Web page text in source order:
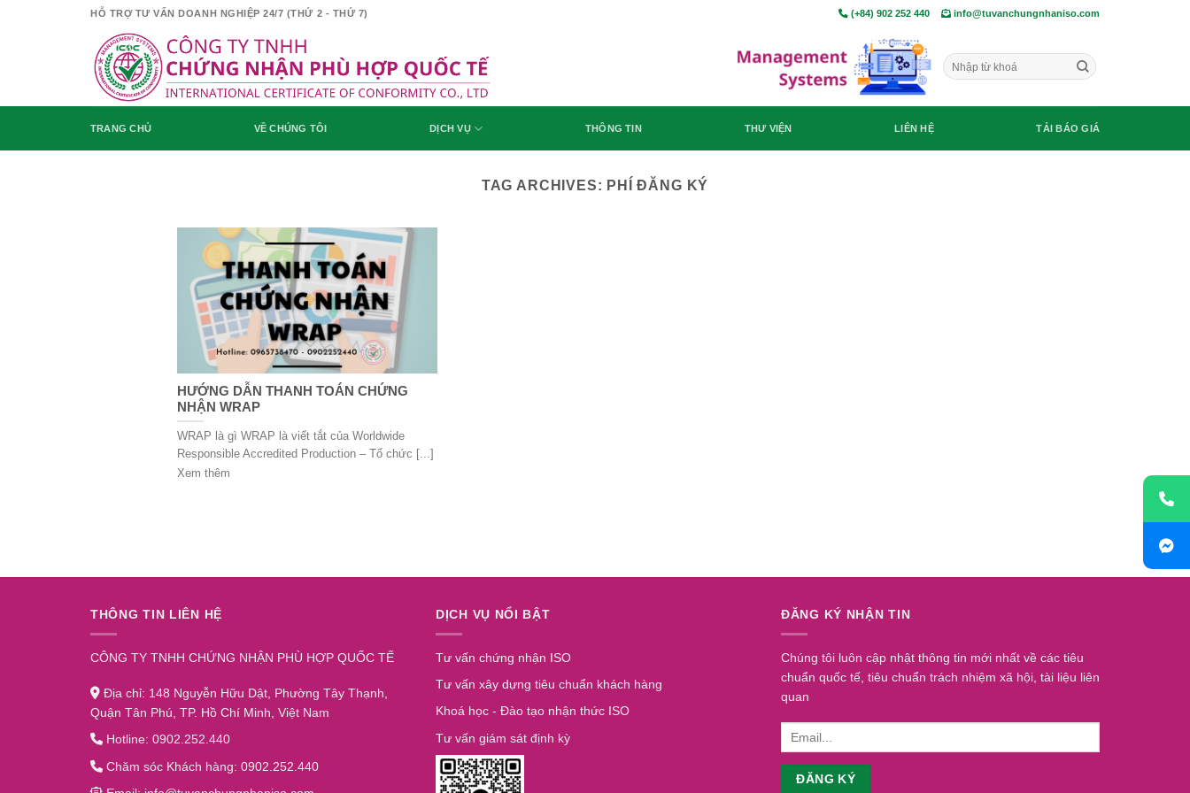
HỖ TRỢ TƯ VẤN DOANH NGHIỆP 24/7 (THỨ 2 - THỨ 7) (+84) 902 252 440 info@tuvanchungnhaniso.com
TRANG CHỦ VỀ CHÚNG TÔI DỊCH VỤ THÔNG TIN THƯ VIỆN LIÊN HỆ TẢI BÁO GIÁ
TAG ARCHIVES: PHÍ ĐĂNG KÝ
HƯỚNG DẪN THANH TOÁN CHỨNG
NHẬN WRAP
WRAP là gì WRAP là viết tắt của Worldwide
Responsible Accredited Production – Tổ chức [...]
Xem thêm
THÔNG TIN LIÊN HỆ
CÔNG TY TNHH CHỨNG NHẬN PHÙ HỢP QUỐC TẾ
Địa chỉ: 148 Nguyễn Hữu Dật, Phường Tây Thạnh,
Quận Tân Phú, TP. Hồ Chí Minh, Việt Nam
Hotline: 0902.252.440
Chăm sóc Khách hàng: 0902.252.440
DỊCH VỤ NỔI BẬT
Tư vấn chứng nhận ISO
Tư vấn xây dựng tiêu chuẩn khách hàng
Khoá học - Đào tạo nhận thức ISO
Tư vấn giám sát định kỳ
ĐĂNG KÝ NHẬN TIN
Chúng tôi luôn cập nhật thông tin mới nhất về các tiêu
chuẩn quốc tế, tiêu chuẩn trách nhiệm xã hội, tài liệu liên
quan